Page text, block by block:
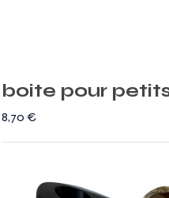
boite pour
8,70 €